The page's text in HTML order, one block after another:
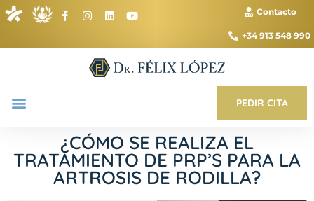
Contacto
+34 913 548 990
PEDIR CITA
¿CÓMO SE REALIZA EL
TRATAMIENTO DE PRP’S PARA LA
ARTROSIS DE RODILLA?